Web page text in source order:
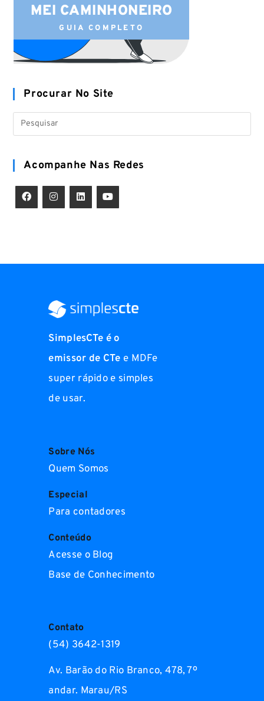
MEI CAMINHONEIRO
GUIA COMPLETO
Procurar No Site
Acompanhe Nas Redes
SimplesCTe é o
emissor de CTe e MDFe
super rápido e simples
de usar.
Sobre Nós
Quem Somos
Especial
Para contadores
Conteúdo
Acesse o Blog
Base de Conhecimento
Contato
(54) 3642-1319
Av. Barão do Rio Branco, 478, 7º
andar. Marau/RS